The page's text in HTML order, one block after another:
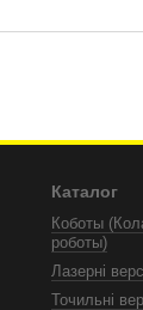
Каталог
Коботы
роботы)
Лазерні
Точильні